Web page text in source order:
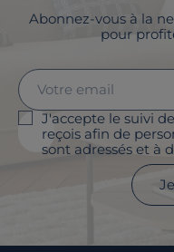
Abonnez-vous à la
pour
J'accepte le suivi
reçois afin de
sont adressés et à